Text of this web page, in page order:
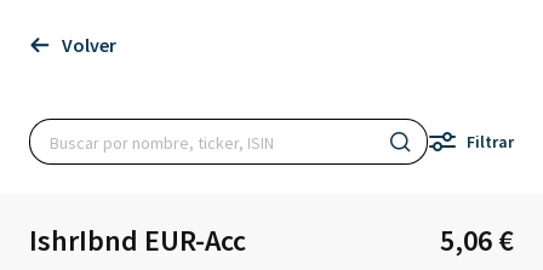
Volver
Filtrar
IshrIbnd EUR-Acc 5,06 €